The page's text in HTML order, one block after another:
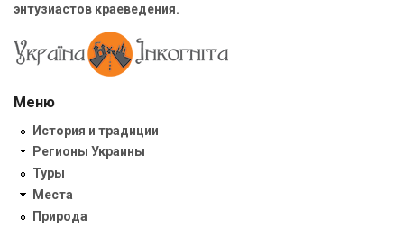
энтузиастов краеведения.
Меню
История и традиции
Регионы Украины
Туры
Места
Природа